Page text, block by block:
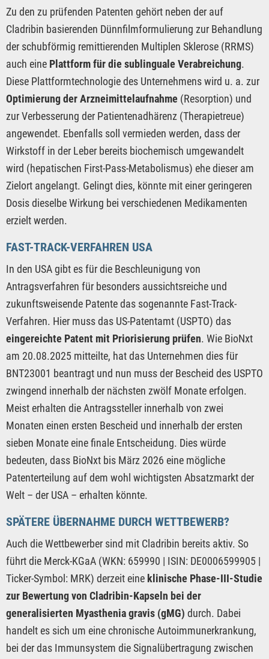
Zu den zu prüfenden Patenten gehört neben der auf
Cladribin basierenden Dünnfilmformulierung zur Behandlung
der schubförmig remittierenden Multiplen Sklerose (RRMS)
auch eine Plattform für die sublinguale Verabreichung.
Diese Plattformtechnologie des Unternehmens wird u. a. zur
Optimierung der Arzneimittelaufnahme (Resorption) und
zur Verbesserung der Patientenadhärenz (Therapietreue)
angewendet. Ebenfalls soll vermieden werden, dass der
Wirkstoff in der Leber bereits biochemisch umgewandelt
wird (hepatischen First-Pass-Metabolismus) ehe dieser am
Zielort angelangt. Gelingt dies, könnte mit einer geringeren
Dosis dieselbe Wirkung bei verschiedenen Medikamenten
erzielt werden.
FAST-TRACK-VERFAHREN USA
In den USA gibt es für die Beschleunigung von
Antragsverfahren für besonders aussichtsreiche und
zukunftsweisende Patente das sogenannte Fast-Track-
Verfahren. Hier muss das US-Patentamt (USPTO) das
eingereichte Patent mit Priorisierung prüfen. Wie BioNxt
am 20.08.2025 mitteilte, hat das Unternehmen dies für
BNT23001 beantragt und nun muss der Bescheid des USPTO
zwingend innerhalb der nächsten zwölf Monate erfolgen.
Meist erhalten die Antragssteller innerhalb von zwei
Monaten einen ersten Bescheid und innerhalb der ersten
sieben Monate eine finale Entscheidung. Dies würde
bedeuten, dass BioNxt bis März 2026 eine mögliche
Patenterteilung auf dem wohl wichtigsten Absatzmarkt der
Welt – der USA – erhalten könnte.
SPÄTERE ÜBERNAHME DURCH WETTBEWERB?
Auch die Wettbewerber sind mit Cladribin bereits aktiv. So
führt die Merck-KGaA (WKN: 659990 | ISIN: DE0006599905 |
Ticker-Symbol: MRK) derzeit eine klinische Phase-III-Studie
zur Bewertung von Cladribin-Kapseln bei der
generalisierten Myasthenia gravis (gMG) durch. Dabei
handelt es sich um eine chronische Autoimmunerkrankung,
bei der das Immunsystem die Signalübertragung zwischen